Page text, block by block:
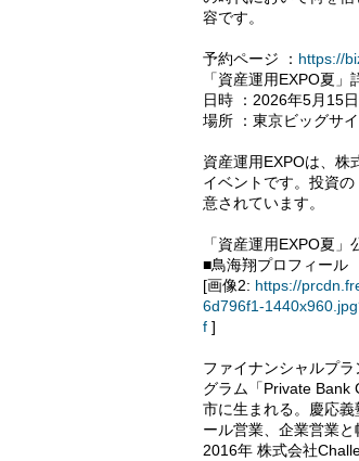
容です。
予約ページ ： https://
「資産運用EXPO夏」
日時 ：2026年5月15
場所 ：東京ビッグサ
資産運用EXPOは、株
イベントです。投資
意されています。
「資産運用EXPO夏」
■鳥海翔プロフィール
[画像2: https://
6d796f1-
f ]
ファイナンシャルプ
グラム「Private Bank
市に生まれる。慶応
ール営業、企業営業と
2016年 株式会社